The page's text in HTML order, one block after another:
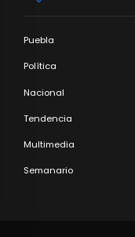
Puebla
Política
Nacional
Tendencia
Multimedia
Semanario